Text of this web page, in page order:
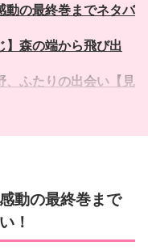
動の最終巻までネタバ
】森の端から飛び出
、ふたりの出会い【見
期【見どころネタバ
ン国際ピアノコンク
ショパンコンクー
終回！
動の最終巻まで
！